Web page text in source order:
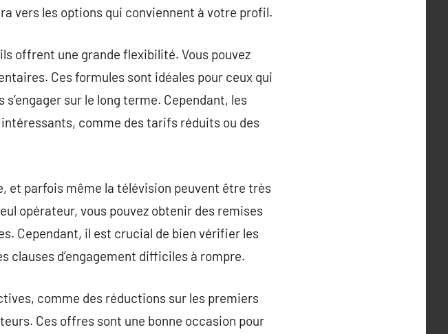
vers les options qui conviennent à votre profil.
offrent une grande flexibilité. Vous pouvez
Ces formules sont idéales pour ceux qui
sur le long terme. Cependant, les
comme des tarifs réduits ou des
et parfois même la télévision peuvent être très
opérateur, vous pouvez obtenir des remises
Cependant, il est crucial de bien vérifier les
clauses d’engagement difficiles à rompre.
comme des réductions sur les premiers
Ces offres sont une bonne occasion pour